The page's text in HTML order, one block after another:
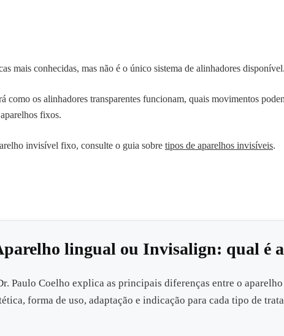
mais conhecidas, mas não é o único sistema de alinhadores disponível.
como os alinhadores transparentes funcionam, quais movimentos
fixos.
invisível fixo, consulte o guia sobre tipos de aparelhos invisíveis.
lingual ou Invisalign: qual é
Paulo Coelho explica as principais diferenças entre o
forma de uso, adaptação e indicação para cada tipo de